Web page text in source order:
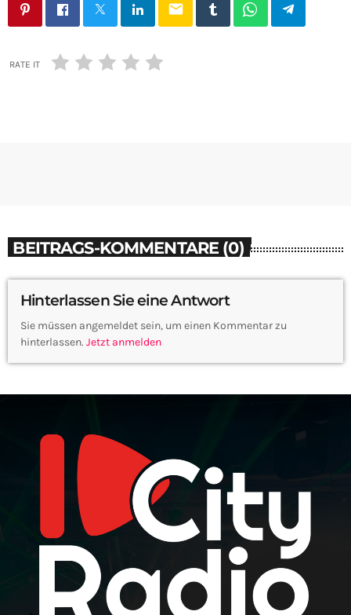
email
RATE IT
BEITRAGS-KOMMENTARE (0)
Hinterlassen Sie eine Antwort
Sie müssen angemeldet sein, um einen Kommentar zu
hinterlassen. Jetzt anmelden